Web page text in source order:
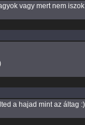
vagy mert nem iszok
a hajad mint az áltag :)